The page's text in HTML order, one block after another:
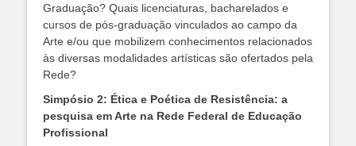
Graduação? Quais licenciaturas, bacharelados e
cursos de pós-graduação vinculados ao campo da
Arte e/ou que mobilizem conhecimentos relacionados
às diversas modalidades artísticas são ofertados pela
Rede?
Simpósio 2: Ética e Poética de Resistência: a
pesquisa em Arte na Rede Federal de Educação
Profissional